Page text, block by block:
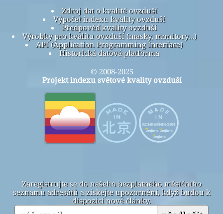
Zdroj dat o kvalitě ovzduší
Výpočet indexu kvality ovzduší
Předpověď kvality ovzduší
Výrobky pro kvalitu ovzduší (masky, monitory…)
API (Application Programming Interface)
Historická datová platforma
© 2008-2025
Projekt indexu světové kvality ovzduší
Zaregistrujte se do našeho bezplatného měsíčního
seznamu adresátů a získejte upozornění, když budou k
dispozici nové články.